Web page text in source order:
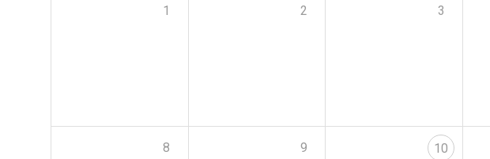
1 2 3
8 9 10